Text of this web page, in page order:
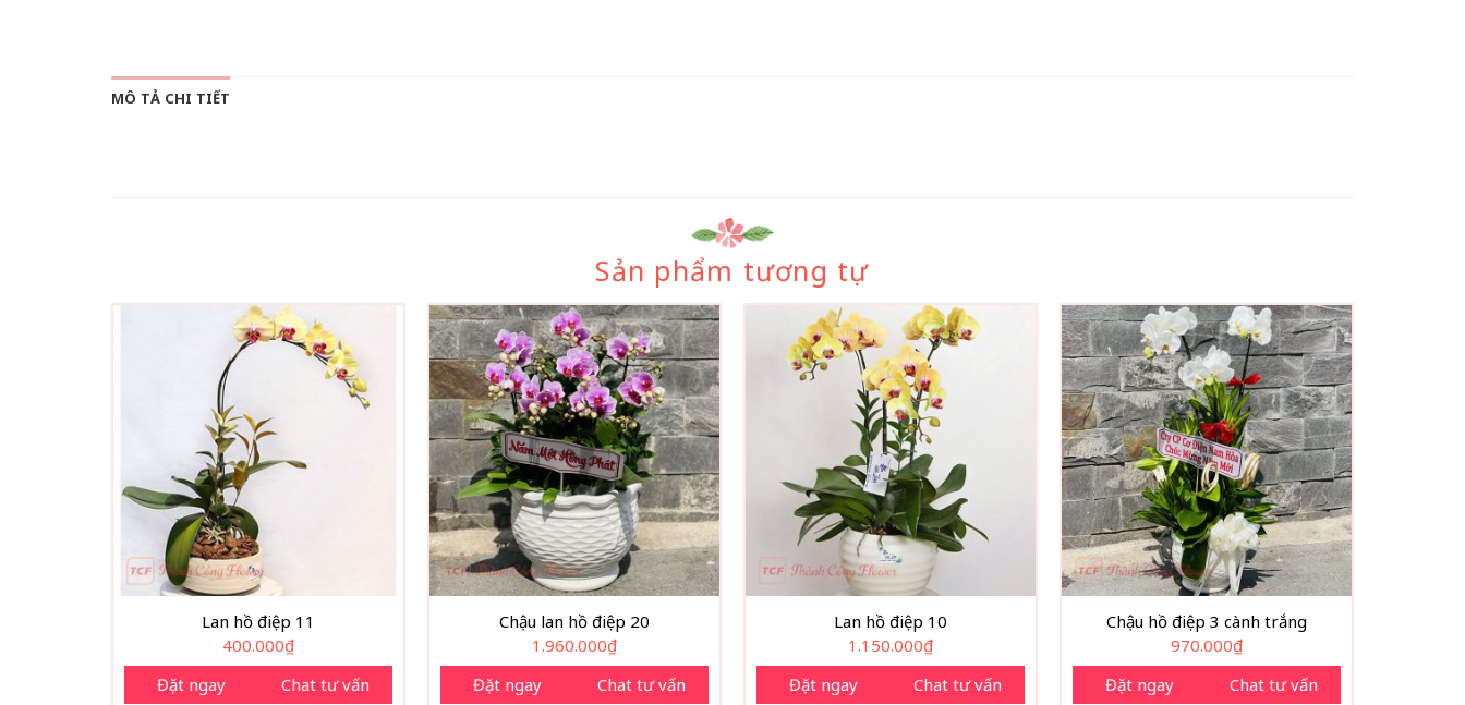
MÔ TẢ CHI TIẾT
Sản phẩm tương tự
Lan hồ điệp 11
400.000₫
Đặt ngay
Chat tư vấn
Chậu lan hồ điệp 20
1.960.000₫
Đặt ngay
Chat tư vấn
Lan hồ điệp 10
1.150.000₫
Đặt ngay
Chat tư vấn
Chậu hồ điệp 3 cành trắng
970.000₫
Đặt ngay
Chat tư vấn